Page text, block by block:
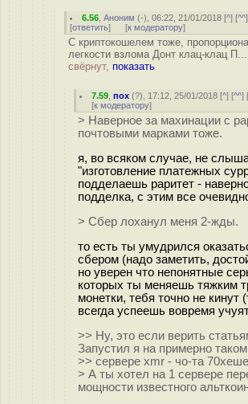
6.56 ,Аноним (-), 06:22, 21/01/2018 [^] [^^
[ответить] [к модератору]
С криптокошелем тоже,
легкости взлома Донт клац-клац П...
свёрнут, показать
7.59 ,пох (?), 17:12, 25/01/2018 [^] [^^]
[к модератору]
> Наверное за махинации с
почтовыми марками тоже.
я, во всяком случае, не
"изготовление платежных
подделаешь раритет -
подделка, с этим все
> Сбер лоханул меня 2-жды.
то есть ты умудрился
сбером (надо заметить,
но уверен что непонятные
которых ты меняешь тяжким
монетки, тебя точно не кинут
всегда успеешь вовремя
>> Ну, это если верить
Запустил я на примерно таком
>> сервере xmr - чо-та
> А ты хотел на 1 сервере
мощности известного